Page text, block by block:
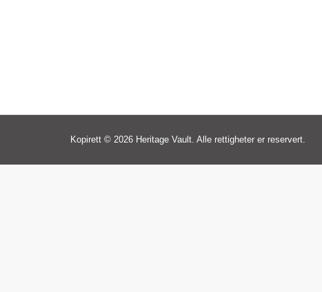
Kopirett © 2026 Heritage Vault. Alle rettigheter er reservert.